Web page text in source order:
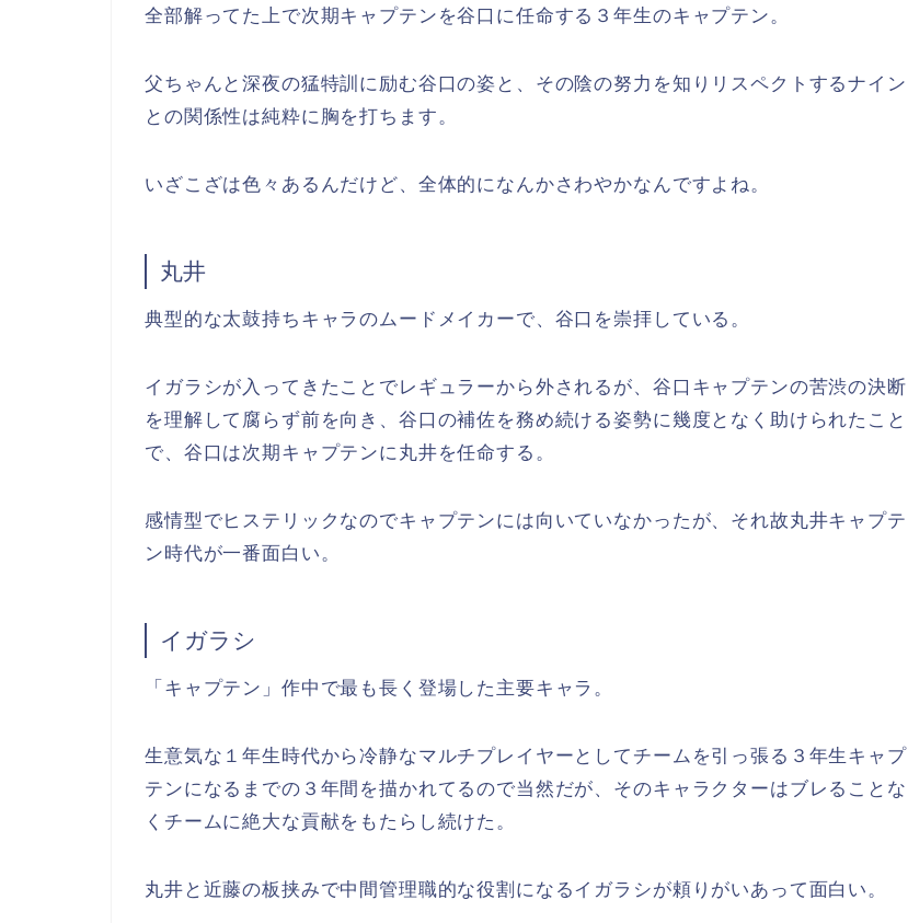
全部解ってた上で次期キャプテンを谷口に任命する３年生のキャプテン。
父ちゃんと深夜の猛特訓に励む谷口の姿と、その陰の努力を知りリスペクトするナイン
との関係性は純粋に胸を打ちます。
いざこざは色々あるんだけど、全体的になんかさわやかなんですよね。
丸井
典型的な太鼓持ちキャラのムードメイカーで、谷口を崇拝している。
イガラシが入ってきたことでレギュラーから外されるが、谷口キャプテンの苦渋の決断
を理解して腐らず前を向き、谷口の補佐を務め続ける姿勢に幾度となく助けられたこと
で、谷口は次期キャプテンに丸井を任命する。
感情型でヒステリックなのでキャプテンには向いていなかったが、それ故丸井キャプテ
ン時代が一番面白い。
イガラシ
「キャプテン」作中で最も長く登場した主要キャラ。
生意気な１年生時代から冷静なマルチプレイヤーとしてチームを引っ張る３年生キャプ
テンになるまでの３年間を描かれてるので当然だが、そのキャラクターはブレることな
くチームに絶大な貢献をもたらし続けた。
丸井と近藤の板挟みで中間管理職的な役割になるイガラシが頼りがいあって面白い。